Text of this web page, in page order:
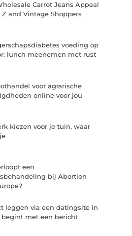
Carrot Jeans Appeal
Z and Vintage Shoppers
voeding op
lunch meenemen met rust
voor agrarische
online voor jou
kiezen voor je tuin, waar
een
bij Abortion
leggen via een datingsite in
begint met een bericht